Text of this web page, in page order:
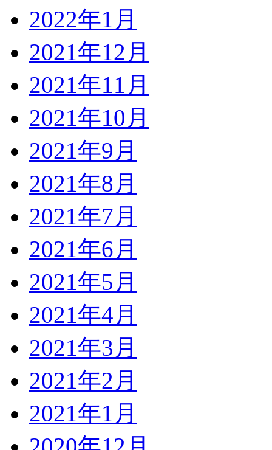
2022年1月
2021年12月
2021年11月
2021年10月
2021年9月
2021年8月
2021年7月
2021年6月
2021年5月
2021年4月
2021年3月
2021年2月
2021年1月